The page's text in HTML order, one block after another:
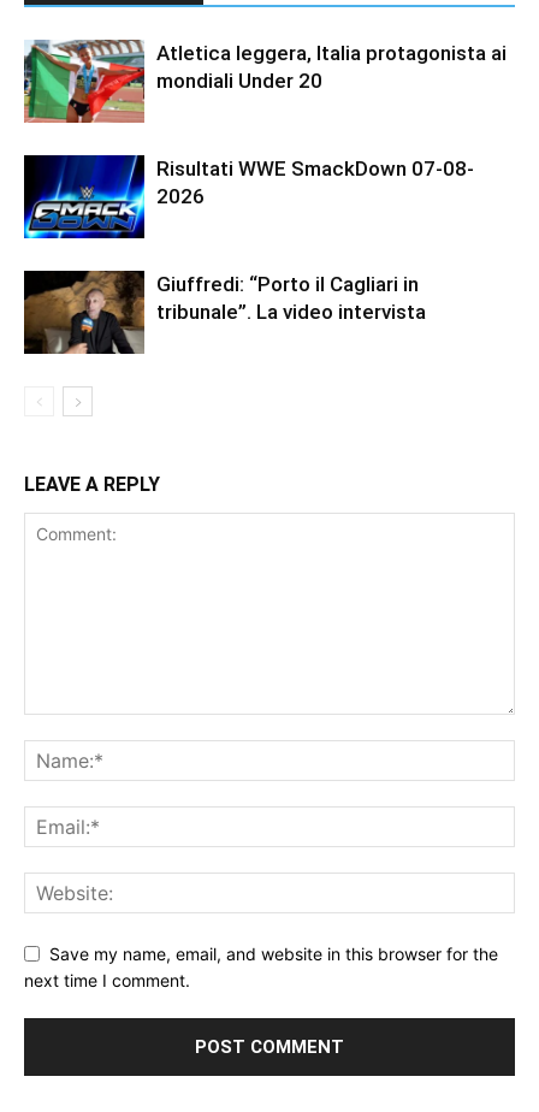
Atletica leggera, Italia protagonista ai
mondiali Under 20
Risultati WWE SmackDown 07-08-
2026
Giuffredi: “Porto il Cagliari in
tribunale”. La video intervista
LEAVE A REPLY
Save my name, email, and website in this browser for the
next time I comment.